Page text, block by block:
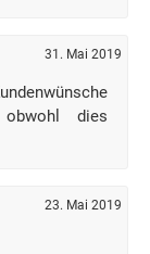
31. Mai 2019
dies
23. Mai 2019